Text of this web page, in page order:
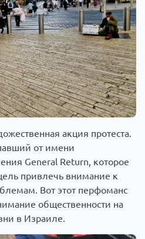
акция протеста.
от имени
General Return, которое
привлечь внимание к
Вот этот перфоманс
общественности на
в Израиле.